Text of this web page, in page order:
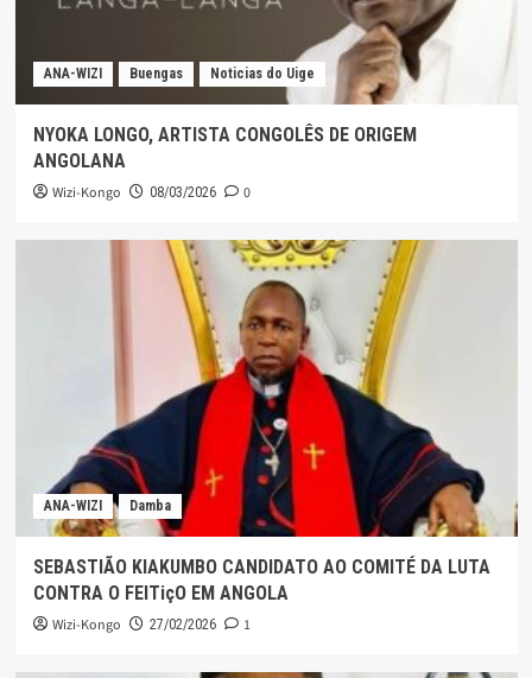
ANA-WIZI Buengas Noticias do Uige
NYOKA LONGO, ARTISTA CONGOLÊS DE ORIGEM
ANGOLANA
Wizi-Kongo 08/03/2026 0
ANA-WIZI Damba
SEBASTIÃO KIAKUMBO CANDIDATO AO COMITÉ DA LUTA
CONTRA O FEITiçO EM ANGOLA
Wizi-Kongo 27/02/2026 1